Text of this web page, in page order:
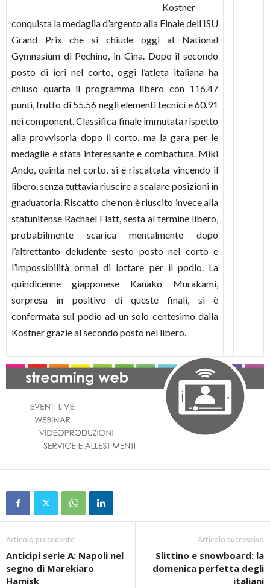
Kostner
conquista la medaglia d’argento alla Finale dell’ISU
Grand Prix che si chiude oggi al National
Gymnasium di Pechino, in Cina. Dopo il secondo
posto di ieri nel corto, oggi l’atleta italiana ha
chiuso quarta il programma libero con 116.47
punti, frutto di 55.56 negli elementi tecnici e 60.91
nei component. Classifica finale immutata rispetto
alla provvisoria dopo il corto, ma la gara per le
medaglie è stata interessante e combattuta. Miki
Ando, quinta nel corto, si è riscattata vincendo il
libero, senza tuttavia riuscire a scalare posizioni in
graduatoria. Riscatto che non è riuscito invece alla
statunitense Rachael Flatt, sesta al termine libero,
probabilmente scarica mentalmente dopo
l’altrettanto deludente sesto posto nel corto e
l’impossibilità ormai di lottare per il podio. La
quindicenne giapponese Kanako Murakami,
sorpresa in positivo di queste finali, si è
confermata sul podio ad un solo centesimo dalla
Kostner grazie al secondo posto nel libero.
Articolo precedente
Anticipi serie A: Napoli nel
segno di Marekiaro
Hamisk
Articolo successivo
Slittino e snowboard: la
domenica perfetta degli
italiani